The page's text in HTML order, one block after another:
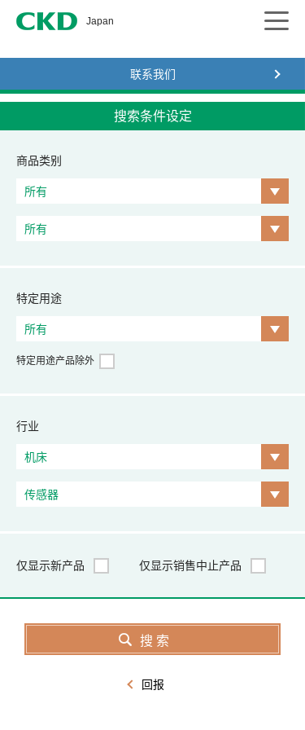
CKD
Japan
联系我们
搜索条件设定
商品类别
特定用途
特定用途产品除外
行业
仅显示新产品 仅显示销售中止产品
回报